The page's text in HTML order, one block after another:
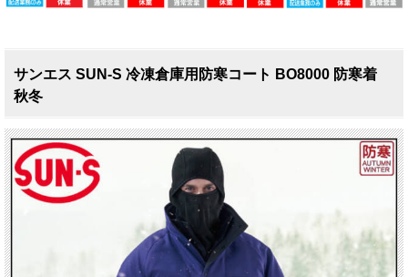
サンエス SUN-S 冷凍倉庫用防寒コート BO8000 防寒着
秋冬